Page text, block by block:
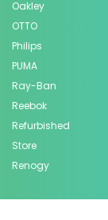
Oakley
OTTO
Philips
PUMA
Ray-Ban
Reebok
Refurbished
Store
Renogy